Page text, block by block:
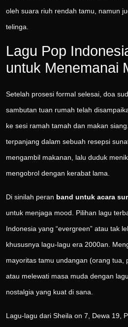
oleh suara riuh rendah tamu, namun
telinga.
Lagu Pop
untuk Menemanai
Setelah prosesi formal selesai, doa
sambutan tuan rumah telah
ke sesi ramah tamah dan makan
terpanjang dalam sebuah resepsi
mengambil makanan, lalu duduk
mengobrol dengan kerabat lama.
Di sinilah peran band untuk acara
untuk menjaga mood. Pilihan lagu
Indonesia yang “evergreen” atau tak
khususnya lagu-lagu era 2000an.
mayoritas tamu undangan (orang tua,
atau melewati masa muda dengan
nostalgia yang kuat di sana.
Lagu-lagu dari Sheila on 7, Dewa 19,